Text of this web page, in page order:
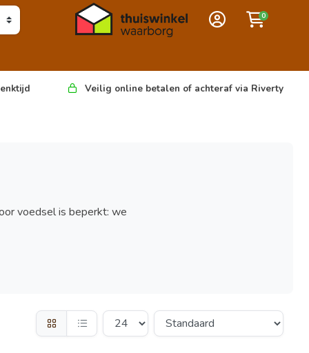
0
Veilig online betalen of achteraf via Riverty
voedsel is beperkt: we